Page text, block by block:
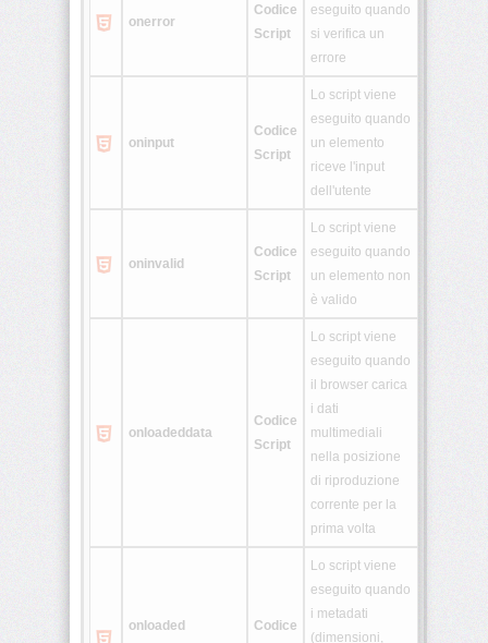
onerror
Codice
Script
eseguito quando
si verifica un
errore
oninput
Codice
Script
Lo script viene
eseguito quando
un elemento
riceve l'input
dell'utente
oninvalid
Codice
Script
Lo script viene
eseguito quando
un elemento non
è valido
onloadeddata
Codice
Script
Lo script viene
eseguito quando
il browser carica
i dati
multimediali
nella posizione
di riproduzione
corrente per la
prima volta
onloaded
Codice
Lo script viene
eseguito quando
i metadati
(dimensioni,